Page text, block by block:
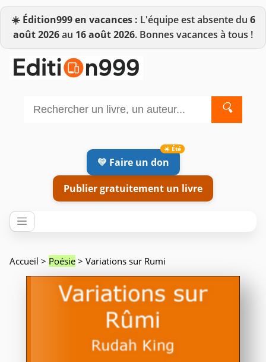
☀️ Édition999 en vacances : L'équipe est absente du 6
août 2026au 16 août 2026. Bonnes vacances à tous !
🔍
💛 Faire un don
Publier gratuitement un livre
Accueil > Poésie > Variations sur Rumi